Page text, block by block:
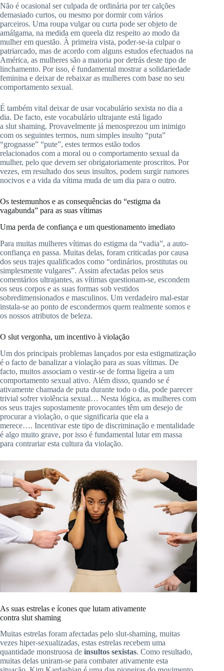
Não é ocasional ser culpada de ordinária por ter calções
demasiado curtos, ou mesmo por dormir com vários
parceiros. Uma roupa vulgar ou curta pode ser objeto de
amálgama, na medida em queela diz respeito ao modo da
mulher em questão. À primeira vista, poder-se-ia culpar o
patriarcado, mas de acordo com alguns estudos efectuados na
América, as mulheres são a maioria por detrás deste tipo de
linchamento. Por isso, é fundamental mostrar a solidariedade
feminina e deixar de rebaixar as mulheres com base no seu
comportamento sexual.
É também vital deixar de usar vocabulário sexista no dia a
dia. De facto, este vocabulário ultrajante está ligado
a slut shaming. Provavelmente já menosprezou um inimigo
com os seguintes termos, num simples insulto “puta”
“grognasse” “pute”, estes termos estão todos
relacionados com a moral ou o comportamento sexual da
mulher, pelo que devem ser obrigatoriamente proscritos. Por
vezes, em resultado dos seus insultos, podem surgir rumores
nocivos e a vida da vítima muda de um dia para o outro.
Os testemunhos e as consequências do “estigma da
vagabunda” para as suas vítimas
Uma perda de confiança e um questionamento imediato
Para muitas mulheres vítimas do estigma da “vadia”, a auto-
confiança en passa. Muitas delas, foram criticadas por causa
dos seus trajes qualificados como “ordinários, prostitutas ou
simplesmente vulgares”. Assim afectadas pelos seus
comentários ultrajantes, as vítimas questionam-se, escondem
os seus corpos e as suas formas sob vestidos
sobredimensionados e masculinos. Um verdadeiro mal-estar
instala-se ao ponto de escondermos quem realmente somos e
os nossos atributos de beleza.
O slut vergonha, um incentivo à violação
Um dos principais problemas lançados por esta estigmatização
é o facto de banalizar a violação para as suas vítimas. De
facto, muitos associam o vestir-se de forma ligeira a um
comportamento sexual ativo. Além disso, quando se é
ativamente chamada de puta durante todo o dia, pode parecer
trivial sofrer violência sexual… Nesta lógica, as mulheres com
os seus trajes supostamente provocantes têm um desejo de
procurar a violação, o que significaria que ela a
merece…. Incentivar este tipo de discriminação e mentalidade
é algo muito grave, por isso é fundamental lutar em massa
para contrariar esta cultura da violação.
As suas estrelas e ícones que lutam ativamente
contra slut shaming
Muitas estrelas foram afectadas pelo slut-shaming, muitas
vezes hiper-sexualizadas, estas estrelas recebem uma
quantidade monstruosa de insultos sexistas. Como resultado,
muitas delas uniram-se para combater ativamente esta